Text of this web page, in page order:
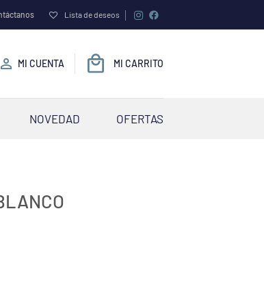
Lista de deseos
MI CUENTA MI CARRITO
NOVEDAD OFERTAS